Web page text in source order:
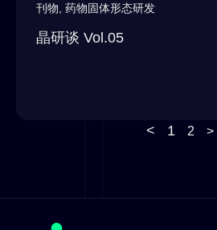
刊物 药物固体形态研发
晶研谈 Vol.05
< 1 2 >